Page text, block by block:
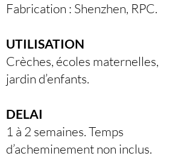
Fabrication : Shenzhen, RPC.
UTILISATION
Crèches, écoles maternelles,
jardin d’enfants.
DELAI
1 à 2 semaines. Temps
d’acheminement non inclus.